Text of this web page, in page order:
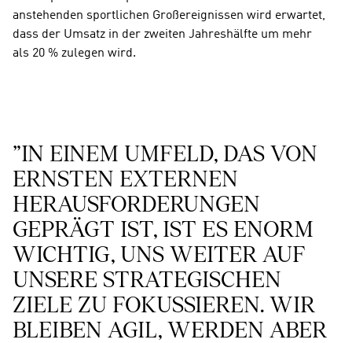
anstehenden sportlichen Großereignissen wird erwartet,
dass der Umsatz in der zweiten Jahreshälfte um mehr
als 20 % zulegen wird.
"IN EINEM UMFELD, DAS VON
ERNSTEN EXTERNEN
HERAUSFORDERUNGEN
GEPRÄGT IST, IST ES ENORM
WICHTIG, UNS WEITER AUF
UNSERE STRATEGISCHEN
ZIELE ZU FOKUSSIEREN. WIR
BLEIBEN AGIL, WERDEN ABER